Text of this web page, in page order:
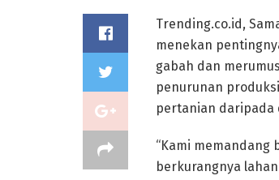
Trending.co.id,
menekan
gabah dan
penurunan
pertanian daripada
“Kami
berkurangnya